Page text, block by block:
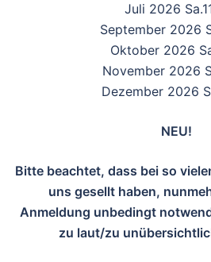
Juli 2026
September 2026
Oktober 2026
November 2026
Dezember 2026
NEU!
Bitte beachtet, dass bei so
uns gesellt haben,
Anmeldung unbedingt
zu laut/zu